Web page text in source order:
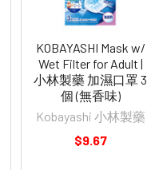
KOBAYASHI Mask w/
Wet Filter for Adult |
小林製藥 加濕口罩 3
個 (無香味)
Kobayashi 小林製藥
$9.67